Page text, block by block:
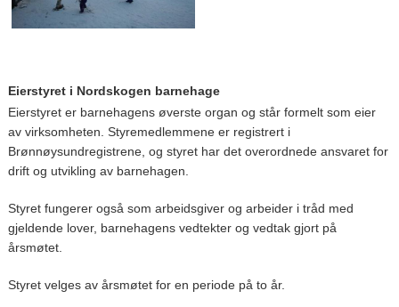
Eierstyret i Nordskogen barnehage
Eierstyret er barnehagens øverste organ og står formelt som eier
av virksomheten. Styremedlemmene er registrert i
Brønnøysundregistrene, og styret har det overordnede ansvaret for
drift og utvikling av barnehagen.
Styret fungerer også som arbeidsgiver og arbeider i tråd med
gjeldende lover, barnehagens vedtekter og vedtak gjort på
årsmøtet.
Styret velges av årsmøtet for en periode på to år.